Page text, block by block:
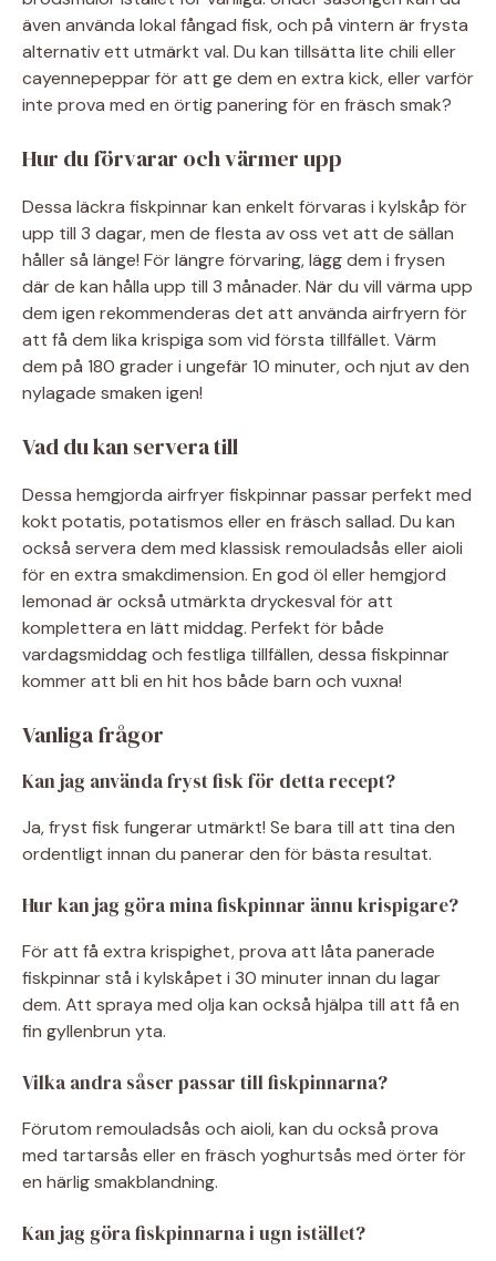
även använda lokal fångad fisk, och på vintern är frysta
alternativ ett utmärkt val. Du kan tillsätta lite chili eller
cayennepeppar för att ge dem en extra kick, eller varför
inte prova med en örtig panering för en fräsch smak?
Hur du förvarar och värmer upp
Dessa läckra fiskpinnar kan enkelt förvaras i kylskåp för
upp till 3 dagar, men de flesta av oss vet att de sällan
håller så länge! För längre förvaring, lägg dem i frysen
där de kan hålla upp till 3 månader. När du vill värma upp
dem igen rekommenderas det att använda airfryern för
att få dem lika krispiga som vid första tillfället. Värm
dem på 180 grader i ungefär 10 minuter, och njut av den
nylagade smaken igen!
Vad du kan servera till
Dessa hemgjorda airfryer fiskpinnar passar perfekt med
kokt potatis, potatismos eller en fräsch sallad. Du kan
också servera dem med klassisk remouladsås eller aioli
för en extra smakdimension. En god öl eller hemgjord
lemonad är också utmärkta dryckesval för att
komplettera en lätt middag. Perfekt för både
vardagsmiddag och festliga tillfällen, dessa fiskpinnar
kommer att bli en hit hos både barn och vuxna!
Vanliga frågor
Kan jag använda fryst fisk för detta recept?
Ja, fryst fisk fungerar utmärkt! Se bara till att tina den
ordentligt innan du panerar den för bästa resultat.
Hur kan jag göra mina fiskpinnar ännu krispigare?
För att få extra krispighet, prova att låta panerade
fiskpinnar stå i kylskåpet i 30 minuter innan du lagar
dem. Att spraya med olja kan också hjälpa till att få en
fin gyllenbrun yta.
Vilka andra såser passar till fiskpinnarna?
Förutom remouladsås och aioli, kan du också prova
med tartarsås eller en fräsch yoghurtsås med örter för
en härlig smakblandning.
Kan jag göra fiskpinnarna i ugn istället?